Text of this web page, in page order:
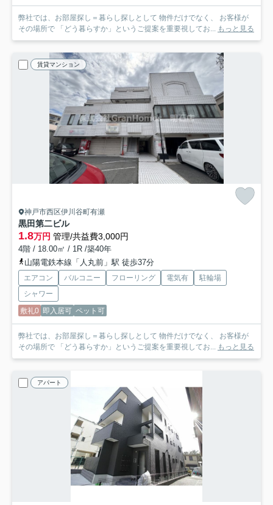
弊社では、お部屋探し＝暮らし探しとして 物件だけでなく、 お客様が
その場所で 「どう暮らすか」というご提案を重要視してお... もっと見る
賃貸マンション
神戸市西区伊川谷町有瀬
黒田第二ビル
1.8万円 管理/共益費3,000円
4階 / 18.00㎡ / 1R /築40年
山陽電鉄本線「人丸前」駅 徒歩37分
エアコン バルコニー フローリング 電気有
駐輪場
シャワー
敷礼0 即入居可 ペット可
弊社では、お部屋探し＝暮らし探しとして 物件だけでなく、 お客様が
その場所で 「どう暮らすか」というご提案を重要視してお... もっと見る
アパート